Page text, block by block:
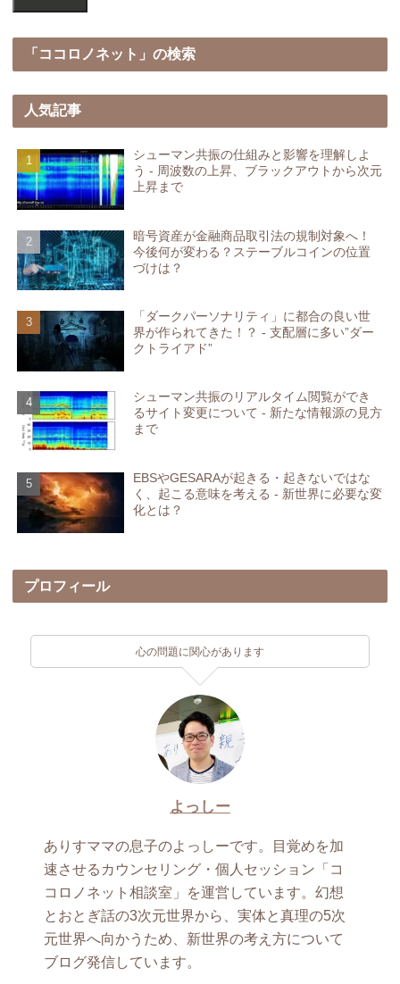
「ココロノネット」の検索
人気記事
シューマン共振の仕組みと影響を理解しよ
う - 周波数の上昇、ブラックアウトから次元
上昇まで
暗号資産が金融商品取引法の規制対象へ！
今後何が変わる？ステーブルコインの位置
づけは？
「ダークパーソナリティ」に都合の良い世
界が作られてきた！？ - 支配層に多い”ダー
クトライアド”
シューマン共振のリアルタイム閲覧ができ
るサイト変更について - 新たな情報源の見方
まで
EBSやGESARAが起きる・起きないではな
く、起こる意味を考える - 新世界に必要な変
化とは？
プロフィール
心の問題に関心があります
よっしー
ありすママの息子のよっしーです。目覚めを加
速させるカウンセリング・個人セッション「コ
コロノネット相談室」を運営しています。幻想
とおとぎ話の3次元世界から、実体と真理の5次
元世界へ向かうため、新世界の考え方について
ブログ発信しています。